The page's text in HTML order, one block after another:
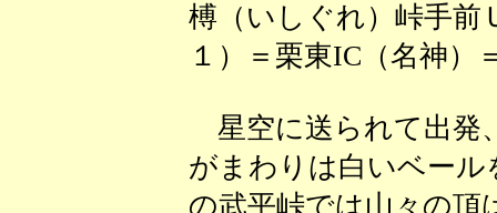
榑（いしぐれ）峠手前
１）＝栗東IC（名神）
星空に送られて出発
がまわりは白いベー
の武平峠では山々の頂